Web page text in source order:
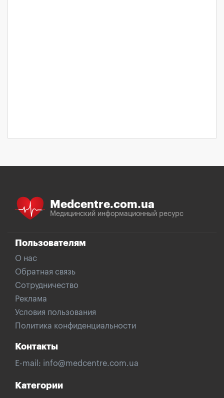
Medcentre.com.ua
Медицинский информационный ресурс
Пользователям
О нас
Обратная связь
Сотрудничество
Реклама
Условия пользования
Политика конфиденциальности
Контакты
E-mail: info@medcentre.com.ua
Категории